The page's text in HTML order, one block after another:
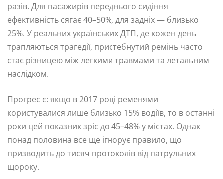
разів. Для пасажирів переднього сидіння
ефективність сягає 40–50%, для задніх — близько
25%. У реальних українських ДТП, де кожен день
трапляються трагедії, пристебнутий ремінь часто
стає різницею між легкими травмами та летальним
наслідком.
Прогрес є: якщо в 2017 році ременями
користувалися лише близько 15% водіїв, то в останні
роки цей показник зріс до 45–48% у містах. Однак
понад половина все ще ігнорує правило, що
призводить до тисяч протоколів від патрульних
щороку.